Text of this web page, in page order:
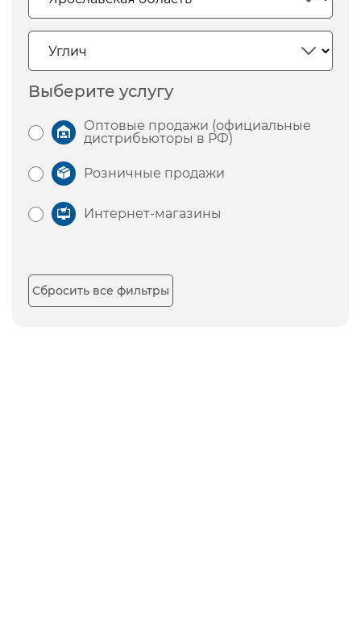
Выберите услугу
Оптовые продажи (официальные
дистрибьюторы в РФ)
Розничные продажи
Интернет-магазины
Сбросить все фильтры